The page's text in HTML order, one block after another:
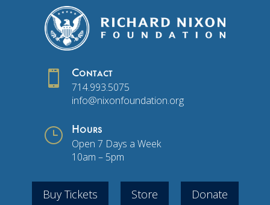
 Contact
714.993.5075
info@nixonfoundation.org
} Hours
Open 7 Days a Week
10am – 5pm
Buy Tickets Store Donate